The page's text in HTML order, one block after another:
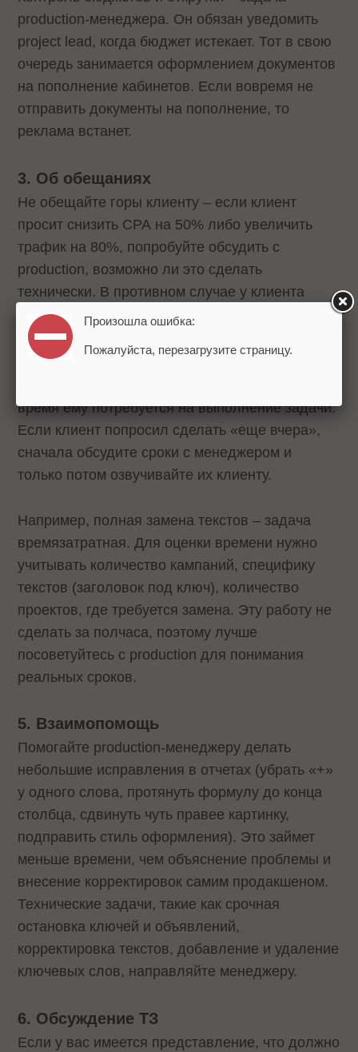
production-менеджера. Он обязан уведомить
project lead, когда бюджет истекает. Тот в свою
очередь занимается оформлением документов
на пополнение кабинетов. Если вовремя не
отправить документы на пополнение, то
реклама встанет.
3. Об обещаниях
Не обещайте горы клиенту – если клиент
просит снизить СРА на 50% либо увеличить
трафик на 80%, попробуйте обсудить с
production, возможно ли это сделать
технически. В противном случае у клиента
будет негатив: пообещали, а не сделали.
4. Дедлайны
время ему потребуется на выполнение задачи.
Если клиент попросил сделать «еще вчера»,
сначала обсудите сроки с менеджером и
только потом озвучивайте их клиенту.
Например, полная замена текстов – задача
времязатратная. Для оценки времени нужно
учитывать количество кампаний, специфику
текстов (заголовок под ключ), количество
проектов, где требуется замена. Эту работу не
сделать за полчаса, поэтому лучше
посоветуйтесь с production для понимания
реальных сроков.
5. Взаимопомощь
Помогайте production-менеджеру делать
небольшие исправления в отчетах (убрать «+»
у одного слова, протянуть формулу до конца
столбца, сдвинуть чуть правее картинку,
подправить стиль оформления). Это займет
меньше времени, чем объяснение проблемы и
внесение корректировок самим продакшеном.
Технические задачи, такие как срочная
остановка ключей и объявлений,
корректировка текстов, добавление и удаление
ключевых слов, направляйте менеджеру.
6. Обсуждение ТЗ
Если у вас имеется представление, что должно
Произошла ошибка:
Пожалуйста, перезагрузите страницу.